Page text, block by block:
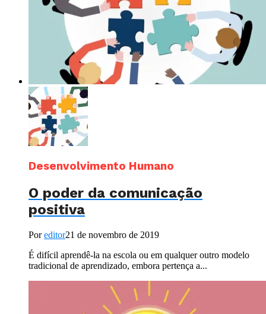
Desenvolvimento Humano
O poder da comunicação
positiva
Poreditor21 de novembro de 2019
É difícil aprendê-la na escola ou em qualquer outro modelo
tradicional de aprendizado, embora pertença a...